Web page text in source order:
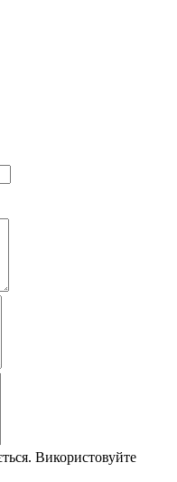
Використовуйте